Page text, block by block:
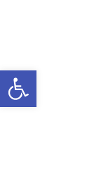
Abrir barra de